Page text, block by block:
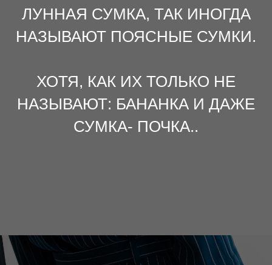
ЛУННАЯ СУМКА, ТАК ИНОГДА
НАЗЫВАЮТ ПОЯСНЫЕ СУМКИ.
ХОТЯ, КАК ИХ ТОЛЬКО НЕ
НАЗЫВАЮТ: БАНАНКА И ДАЖЕ
СУМКА- ПОЧКА..